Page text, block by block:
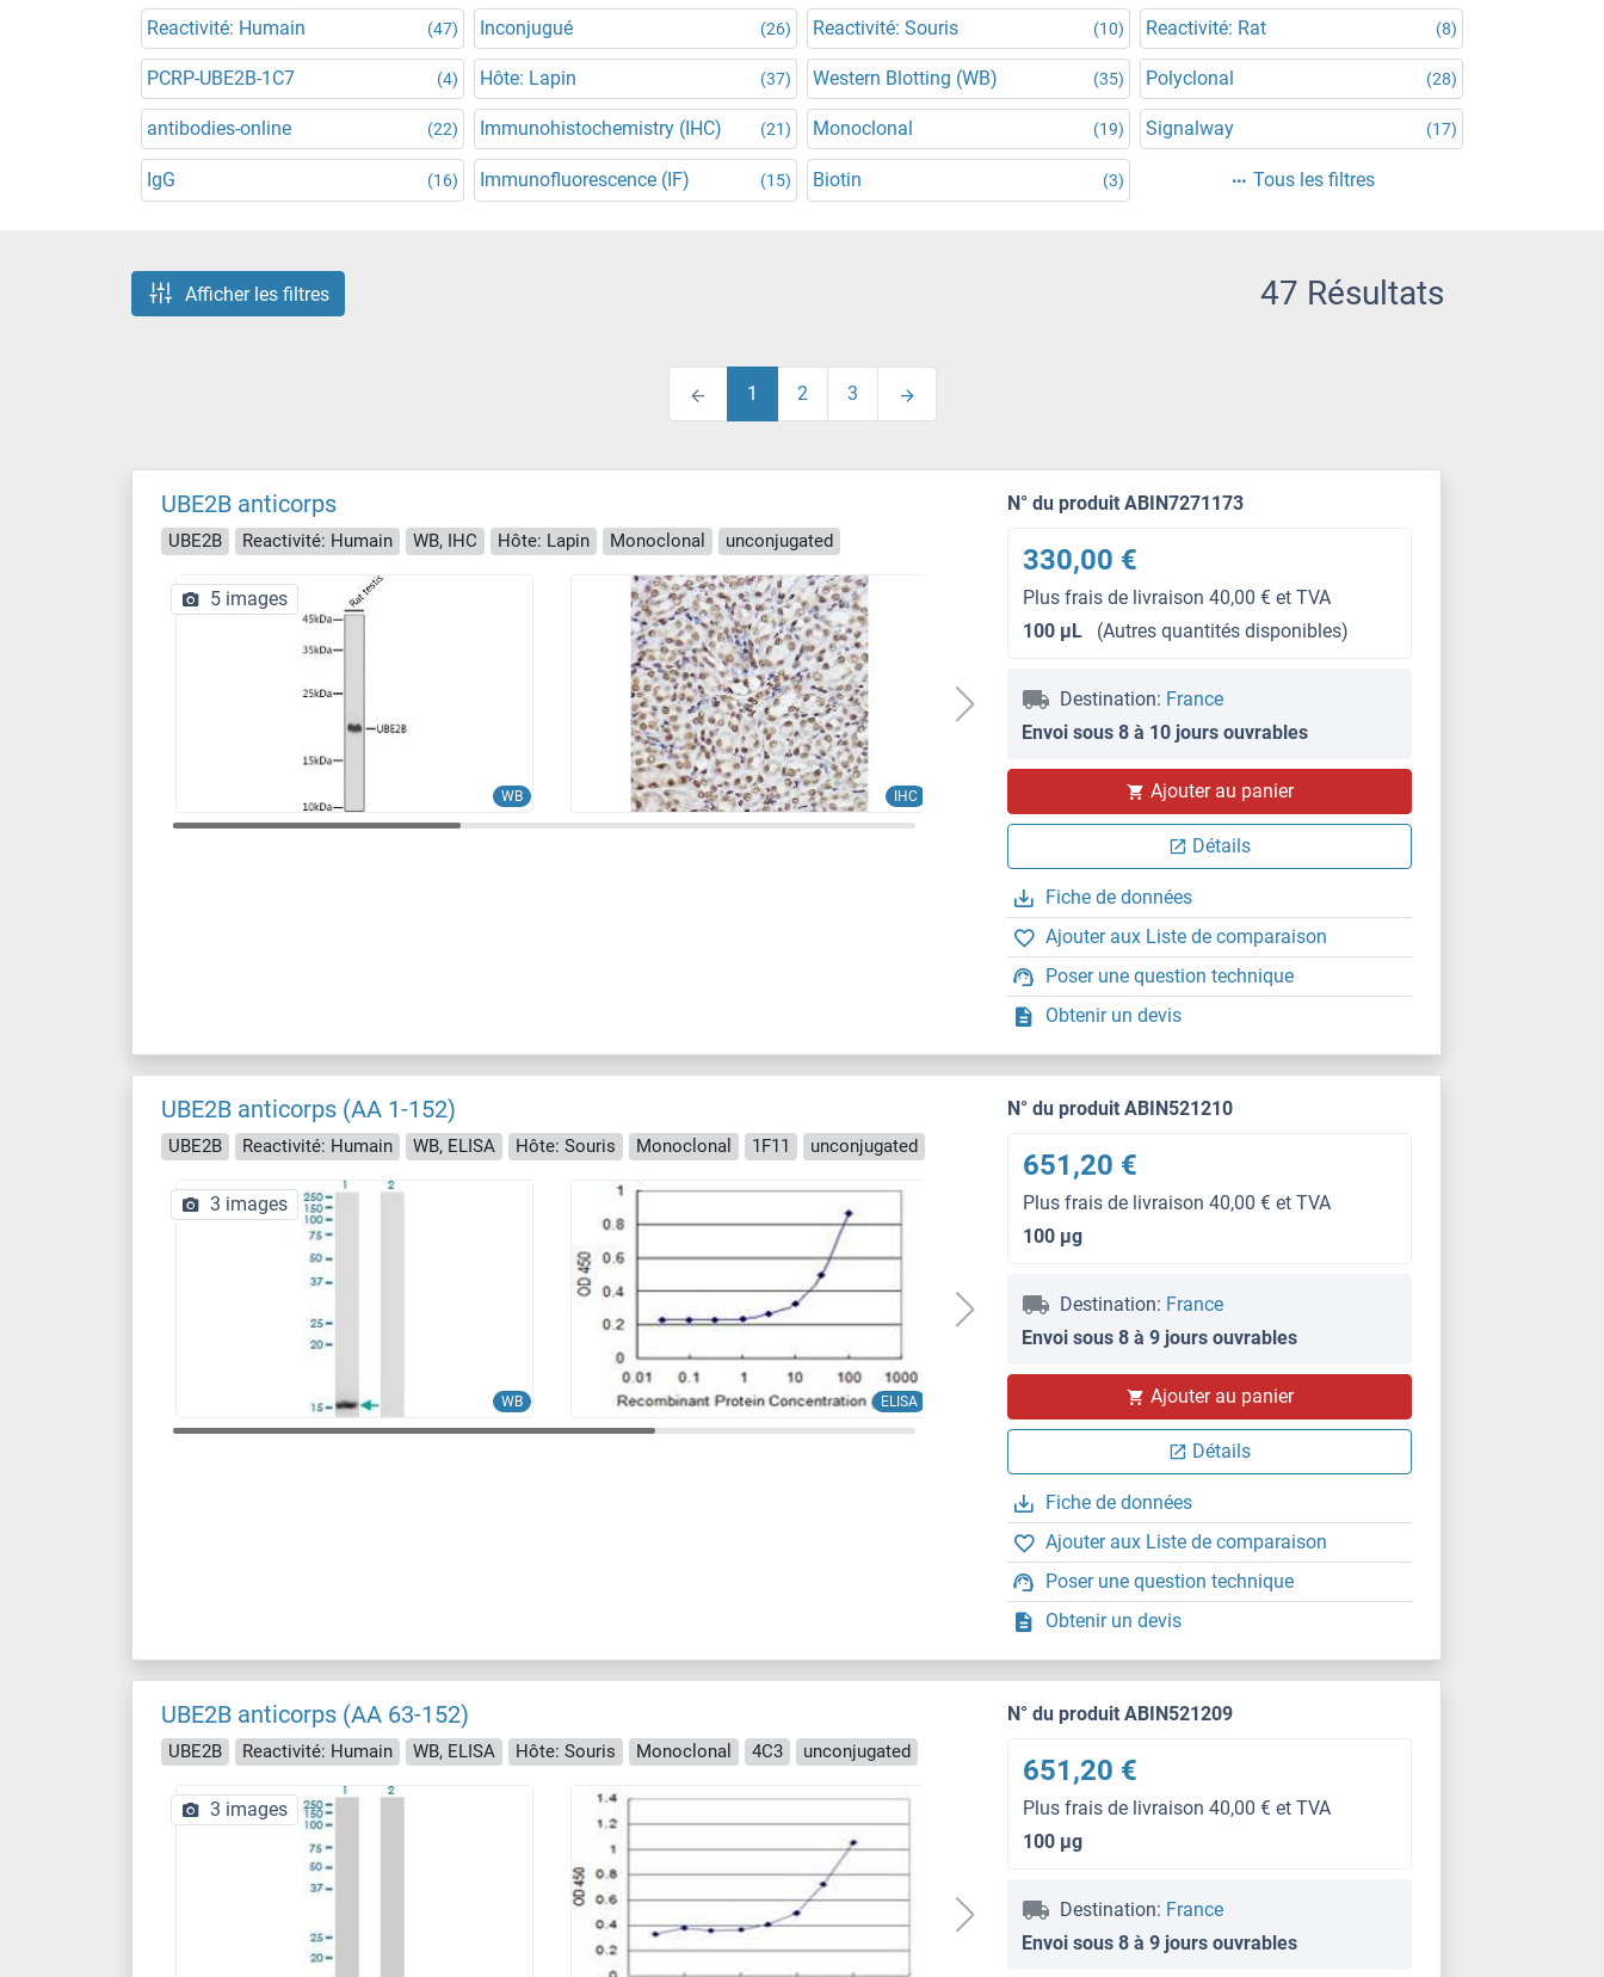
Reactivité: Humain
(47) Inconjugué (26) Reactivité: Souris (10) Reactivité: Rat (8)
PCRP-UBE2B-1C7 (4) Hôte: Lapin (37) Western Blotting (WB) (35) Polyclonal (28)
antibodies-online (22) Immunohistochemistry (IHC) (21) Monoclonal (19) Signalway (17)
IgG (16) Immunofluorescence (IF) (15) Biotin (3) Tous les filtres
Afficher les filtres 47 Résultats
1 2 3
UBE2B anticorps
UBE2B Reactivité: Humain WB, IHC Hôte: Lapin Monoclonal unconjugated
WB IHC
WB
5 images
N° du produit ABIN7271173
330,00 €
Plus frais de livraison 40,00 € et TVA
100 μL
(Autres quantités disponibles)
Destination: France
Envoi sous 8 à 10 jours ouvrables
Ajouter au panier
Détails
Fiche de données
Ajouter aux Liste de comparaison
Poser une question technique
Obtenir un devis
UBE2B anticorps (AA 1-152)
UBE2B Reactivité: Humain WB, ELISA Hôte: Souris Monoclonal 1F11 unconjugated
WB ELISA
WB
3 images
N° du produit ABIN521210
651,20 €
Plus frais de livraison 40,00 € et TVA
100 μg
Destination: France
Envoi sous 8 à 9 jours ouvrables
Ajouter au panier
Détails
Fiche de données
Ajouter aux Liste de comparaison
Poser une question technique
Obtenir un devis
UBE2B anticorps (AA 63-152)
UBE2B Reactivité: Humain WB, ELISA Hôte: Souris Monoclonal 4C3 unconjugated
3 images
N° du produit ABIN521209
651,20 €
Plus frais de livraison 40,00 € et TVA
100 μg
Destination: France
Envoi sous 8 à 9 jours ouvrables